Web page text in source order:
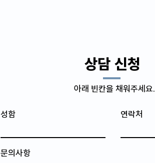
​상담 신청
아래 빈칸을 채워주세요.
성함 연락처
문의사항